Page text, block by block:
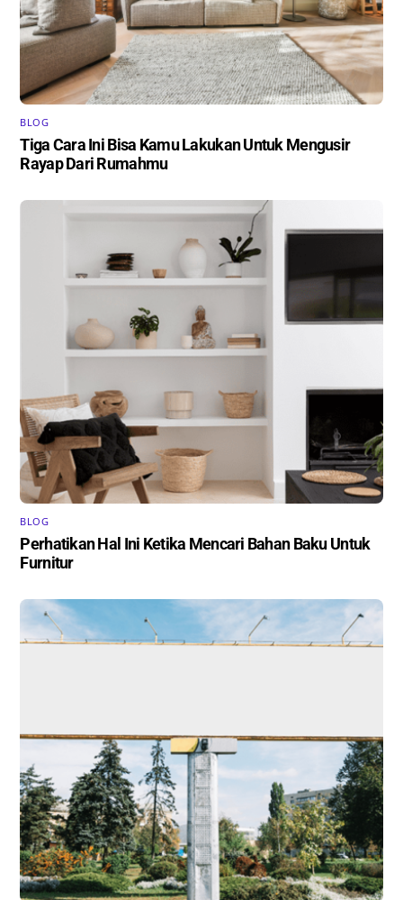
BLOG
Tiga Cara Ini Bisa Kamu Lakukan Untuk Mengusir
Rayap Dari Rumahmu
BLOG
Perhatikan Hal Ini Ketika Mencari Bahan Baku Untuk
Furnitur